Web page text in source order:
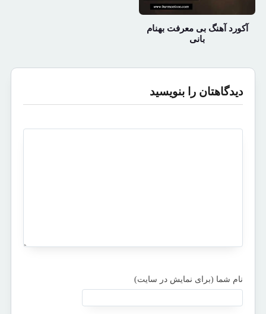
آکورد آهنگ بی معرفت بهنام
بانی
دیدگاهتان را بنویسید